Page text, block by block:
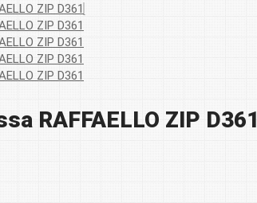
RAFFAELLO ZIP D361